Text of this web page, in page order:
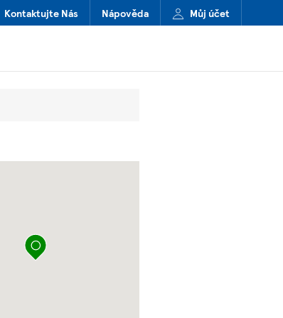
Kontaktujte Nás Nápověda Můj účet
připíchnout špendlík